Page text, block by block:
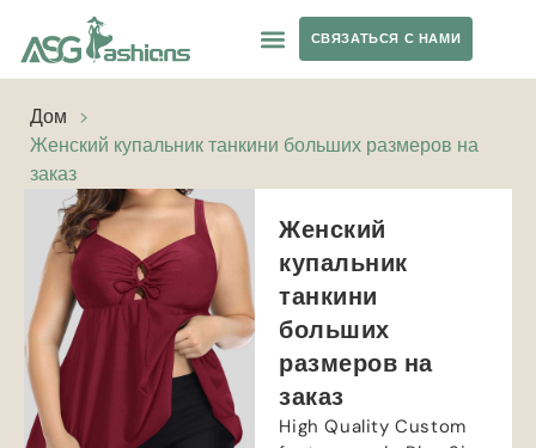
СВЯЗАТЬСЯ С НАМИ
Дом >
Женский купальник танкини больших размеров на
заказ
Женский
купальник
танкини
больших
размеров на
заказ
High Quality Custom